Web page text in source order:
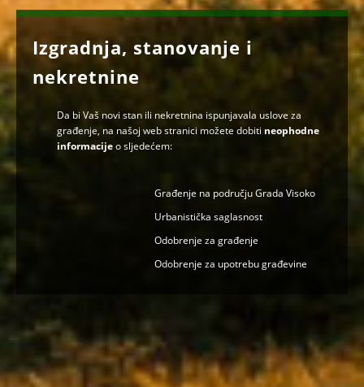
Izgradnja, stanovanje i
nekretnine
Da bi Vaš novi stan ili nekretnina ispunjavala uslove za
građenje, na našoj web stranici možete dobiti neophodne
informacijeo sljedećem:
Građenje na području Grada Visoko
Urbanistička saglasnost
Odobrenje za građenje
Odobrenje za upotrebu građevine